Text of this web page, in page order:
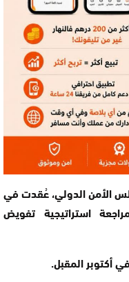
الأمن الدولي، عُقدت في
استراتيجية تفويض
أكتوبر المقبل.